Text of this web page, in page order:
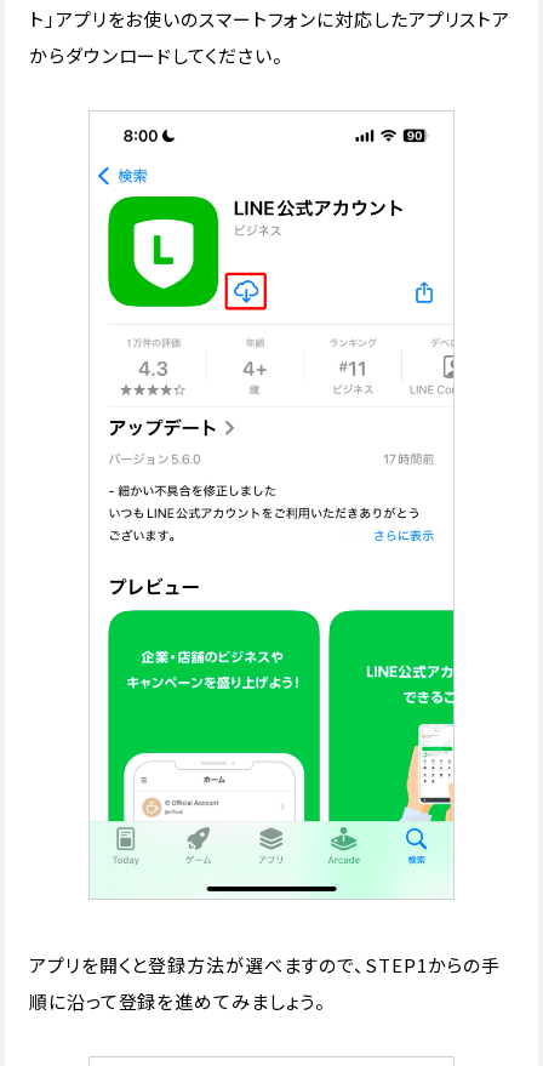
ト」アプリをお使いのスマートフォンに対応したアプリストア
からダウンロードしてください。
アプリを開くと登録方法が選べますので、STEP1からの手
順に沿って登録を進めてみましょう。